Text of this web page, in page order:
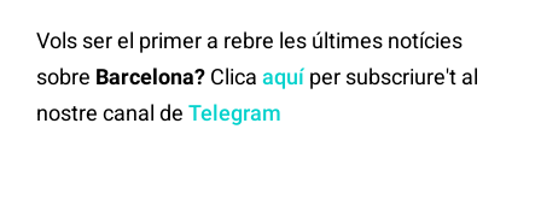
Vols ser el primer a rebre les últimes notícies
sobre Barcelona? Clica aquíper subscriure't al
nostre canal de Telegram